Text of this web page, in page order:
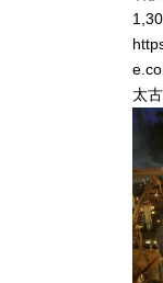
太